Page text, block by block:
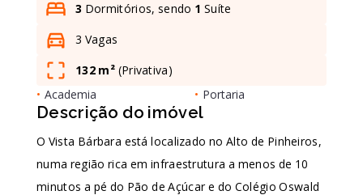
3 Dormitórios, sendo 1 Suíte
3 Vagas
132 m² (Privativa)
• Academia • Portaria
Descrição do imóvel
O Vista Bárbara está localizado no Alto de Pinheiros,
numa região rica em infraestrutura a menos de 10
minutos a pé do Pão de Açúcar e do Colégio Oswald